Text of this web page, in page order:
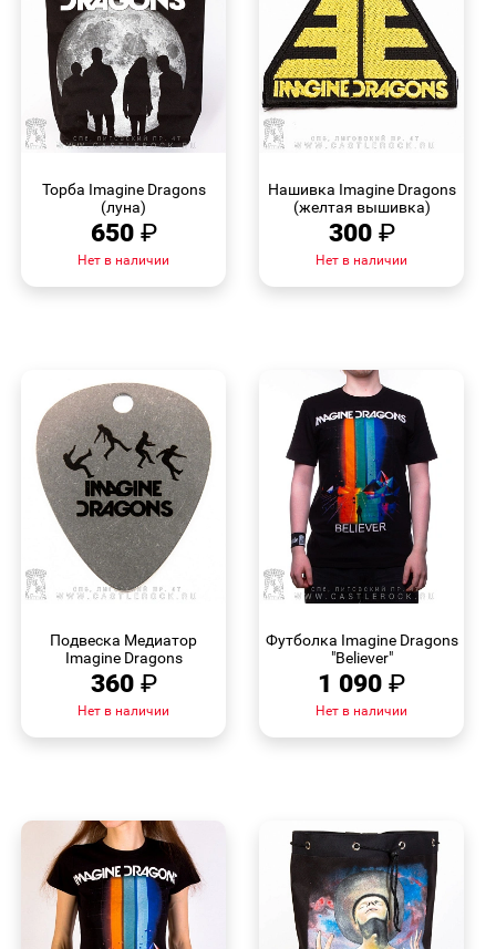
Торба Imagine Dragons
(луна)
650 ₽
Нет в наличии
Нашивка Imagine Dragons
(желтая вышивка)
300 ₽
Нет в наличии
Подвеска Медиатор
Imagine Dragons
360 ₽
Нет в наличии
Футболка Imagine Dragons
"Believer"
1 090 ₽
Нет в наличии